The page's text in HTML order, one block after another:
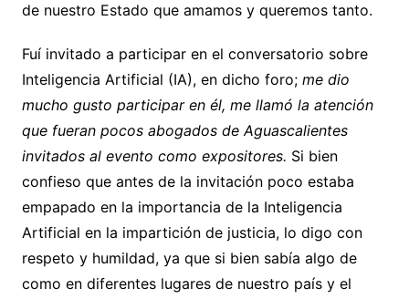
de nuestro Estado que amamos y queremos tanto.
Fuí invitado a participar en el conversatorio sobre
Inteligencia Artificial (IA), en dicho foro; me dio
mucho gusto participar en él, me llamó la atención
que fueran pocos abogados de Aguascalientes
invitados al evento como expositores. Si bien
confieso que antes de la invitación poco estaba
empapado en la importancia de la Inteligencia
Artificial en la impartición de justicia, lo digo con
respeto y humildad, ya que si bien sabía algo de
como en diferentes lugares de nuestro país y el